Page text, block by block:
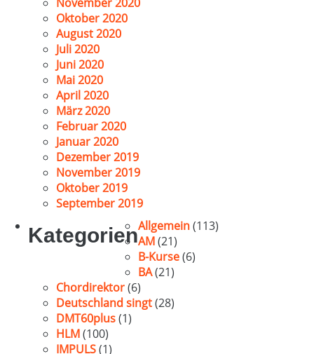
Oktober 2020
August 2020
Juli 2020
Juni 2020
Mai 2020
April 2020
März 2020
Februar 2020
Januar 2020
Dezember 2019
November 2019
Oktober 2019
September 2019
KategorienAllgemein(113)
AM(21)
B-Kurse(6)
BA(21)
Chordirektor(6)
Deutschland singt(28)
DMT60plus(1)
HLM(100)
IMPULS(1)